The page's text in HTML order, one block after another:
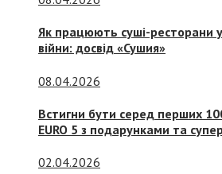
Як працюють суші-ресторани
війни: досвід «Сушия»
08.04.2026
Встигни бути серед перших
EURO 5 з подарунками та
02.04.2026